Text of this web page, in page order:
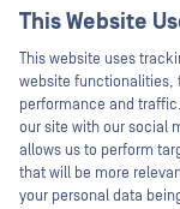
Műszaki dokumentáció
Képzések
Biztonsági sebezhetőségi
Partnerek
Tanúsítvány
Technológiai partnerek
This Website
This website uses
website functionalities,
performance and
our site with our social
allows us to perform
that will be more
your personal data